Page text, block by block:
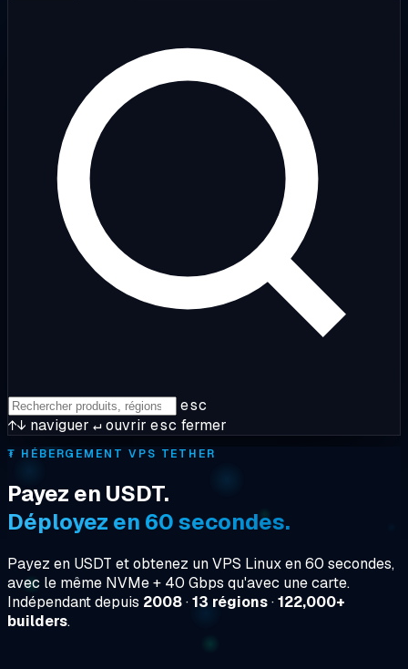
esc
↑↓ naviguer ↵ouvrir esc fermer
₮ HÉBERGEMENT VPS TETHER
Payez en USDT.
Déployez en 60 secondes.
Payez en USDT et obtenez un VPS Linux en 60 secondes,
avec le même NVMe + 40 Gbps qu'avec une carte.
Indépendant depuis 2008·13 régions·122,000+
builders.